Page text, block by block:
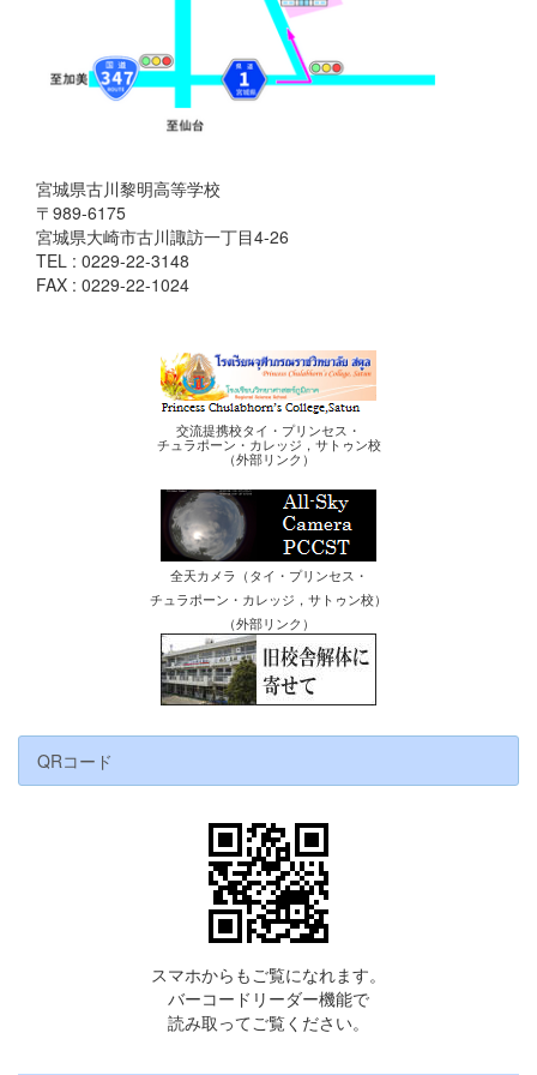
宮城県古川黎明高等学校
〒989-6175
宮城県大崎市古川諏訪一丁目4-26
TEL : 0229-22-3148
FAX : 0229-22-1024
交流提携校タイ・プリンセス・
チュラポーン・カレッジ，サトゥン校
（外部リンク）
全天カメラ（タイ・プリンセス・
チュラポーン・カレッジ，サトゥン校）
（外部リンク）
QRコード
スマホからもご覧になれます。
バーコードリーダー機能で
読み取ってご覧ください。